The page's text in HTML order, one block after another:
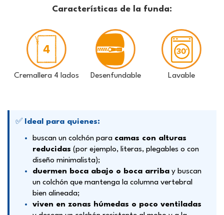
Características de la funda:
Cremallera 4 lados Desenfundable Lavable
✅ Ideal para quienes:
buscan un colchón para camas con alturas
reducidas (por ejemplo, literas, plegables o con
diseño minimalista);
duermen boca abajo o boca arriba y buscan
un colchón que mantenga la columna vertebral
bien alineada;
viven en zonas húmedas o poco ventiladas